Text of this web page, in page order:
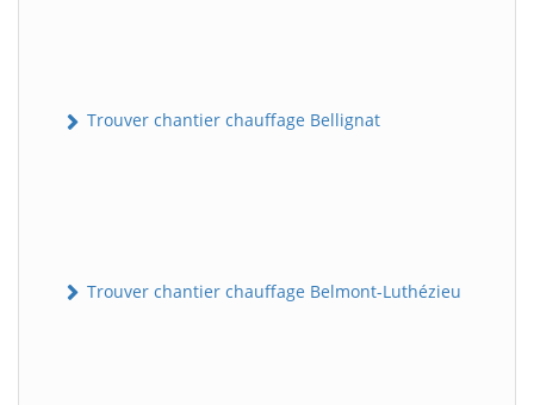
Trouver chantier chauffage Bellignat
Trouver chantier chauffage Belmont-Luthézieu